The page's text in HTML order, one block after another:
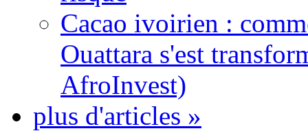
Cacao ivoirien :
Ouattara s'est
AfroInvest)
plus d'articles »